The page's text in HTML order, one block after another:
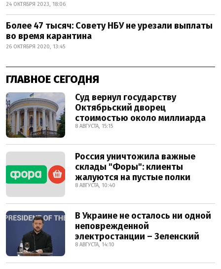
24 ОКТЯБРЯ 2023, 18:06
Более 47 тысяч: Совету НБУ не урезали выплаты
во время карантина
26 ОКТЯБРЯ 2020, 13:45
ГЛАВНОЕ СЕГОДНЯ
Суд вернул государству
Октябрьский дворец
стоимостью около миллиарда
8 АВГУСТА, 15:15
Россия уничтожила важные
склады "Форы": клиенты
жалуются на пустые полки
8 АВГУСТА, 10:40
В Украине не осталось ни одной
неповрежденной
электростанции – Зеленский
8 АВГУСТА, 14:10